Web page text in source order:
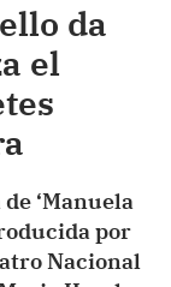
da
el
‘Manuela
por
Nacional